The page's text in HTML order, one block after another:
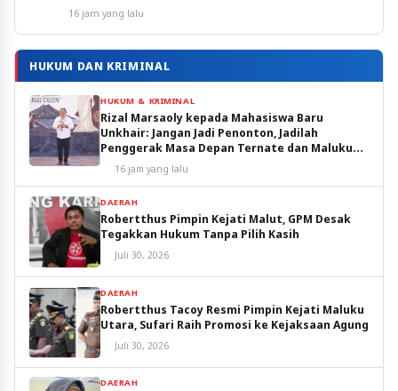
16 jam yang lalu
HUKUM DAN KRIMINAL
HUKUM & KRIMINAL
Rizal Marsaoly kepada Mahasiswa Baru
Unkhair: Jangan Jadi Penonton, Jadilah
Penggerak Masa Depan Ternate dan Maluku
Utara
16 jam yang lalu
DAERAH
Robertthus Pimpin Kejati Malut, GPM Desak
Tegakkan Hukum Tanpa Pilih Kasih
Juli 30, 2026
DAERAH
Robertthus Tacoy Resmi Pimpin Kejati Maluku
Utara, Sufari Raih Promosi ke Kejaksaan Agung
Juli 30, 2026
DAERAH